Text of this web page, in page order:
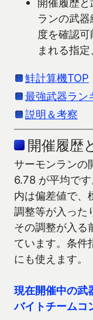
ランの武
度を確認
まれる指
鮭計算機TOP
最強武器ラン
説明＆考察
開催履歴
サーモンランの
6.78 が平均で
内は偏差値で、
調整等が入った
その調整が入る
ています。条件
にも使えます。
現在開催中の武
バイトチームコ